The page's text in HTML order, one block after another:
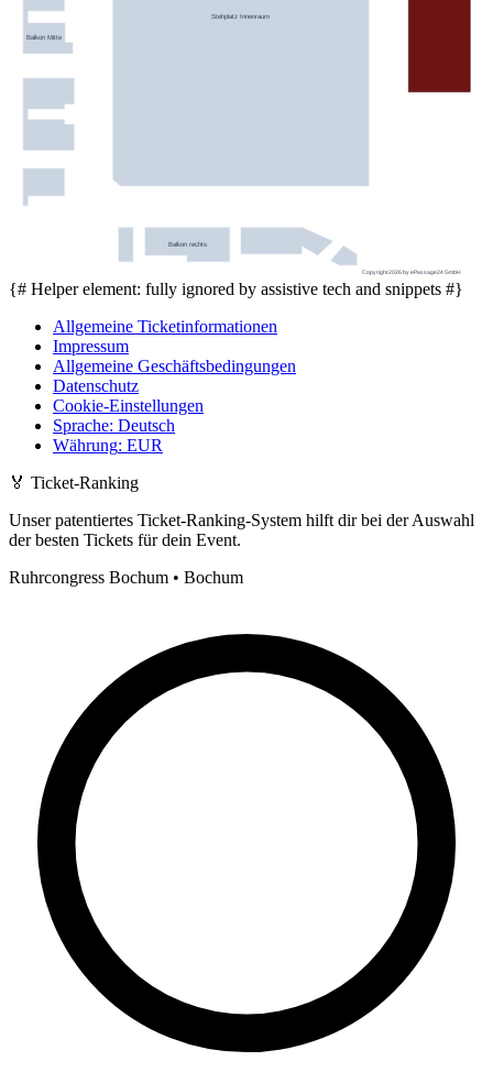
Balkon Mitte
Balkon rechts
Stehplatz Innenraum
Copyright 2026 by ePassage24 GmbH
{# Helper element: fully ignored by assistive tech and snippets #}
Allgemeine Ticketinformationen
Impressum
Allgemeine Geschäftsbedingungen
Datenschutz
Cookie-Einstellungen
Sprache: Deutsch
Währung: EUR
🏅 Ticket-Ranking
Unser patentiertes Ticket-Ranking-System hilft dir bei der Auswahl
der besten Tickets für dein Event.
Ruhrcongress Bochum • Bochum